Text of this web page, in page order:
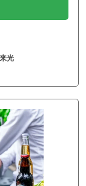
光